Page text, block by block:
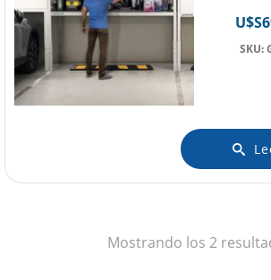
U$S
SKU:
Mostrando los 2